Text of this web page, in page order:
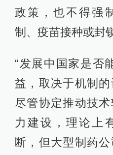
政策，也不得强
制、疫苗接种或封
“发展中国家是否
益，取决于机制的
尽管协定推动技
力建设，理论上
断，但大型制药